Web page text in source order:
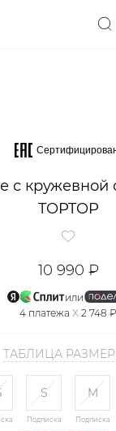
с кружевной
TOPTOP
10 990 ₽
или
4 платежаX 2 748 ₽
ТАБЛИЦА
S
Подписка
M
Подписка